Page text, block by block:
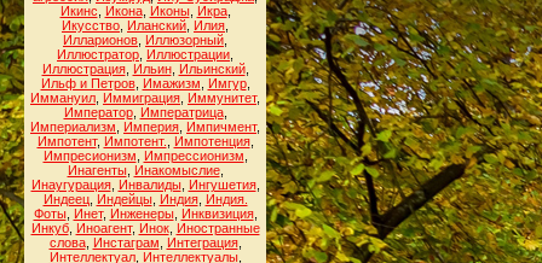
Икинс
Икона, Иконы, Икра,
Икусство Иланский Илия
Илларионов Иллюзорный
Иллюстратор Иллюстрации
Иллюстрация, Ильин, Ильинский,
Ильф и Петров, Имажизм Имгур,
Иммануил Иммиграция Иммунитет,
Император, Императрица,
Империализм
Империя Импичмент,
Импотент, Импотент. Импотенция,
Импресионизм
Импрессионизм
Инагенты, Инакомыслие,
Инаугурация, Инвалиды, Ингушетия,
Индеец, Индейцы, Индия, Индия.
Фоты, Инет, Инженеры, Инквизиция,
Инкуб, Иноагент, Инок, Иностранные
слова, Инстаграм Интеграция,
Интеллектуал, Интеллектуалы,